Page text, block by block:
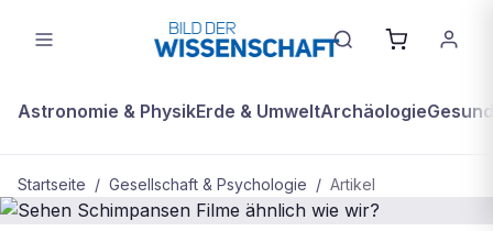
Astronomie & PhysikErde & UmweltArchäologie
Startseite / Gesellschaft & Psychologie / Artikel